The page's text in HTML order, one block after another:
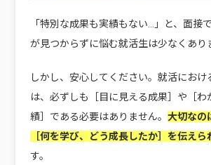
「特別な成果も実績もない…」と、面接
が見つからずに悩む就活生は少なくあり
しかし、安心してください。就活におけ
は、必ずしも［目に見える成果］や［わ
績］である必要はありません。 大切なの
［何を学び、どう成長したか］を伝えら
す。